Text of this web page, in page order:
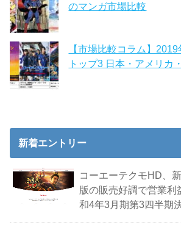
のマンガ市場比較
【市場比較コラム】
トップ3 日本・アメリカ
新着エントリー
コーエーテクモHD、
版の販売好調で営業
和4年3月期第3四半期